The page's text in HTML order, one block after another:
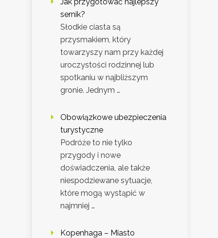
sernik?
Słodkie ciasta są
przysmakiem, który
towarzyszy nam przy każdej
uroczystości rodzinnej lub
spotkaniu w najbliższym
gronie. Jednym …
Obowiązkowe ubezpieczenia
turystyczne
Podróże to nie tylko
przygody i nowe
doświadczenia, ale także
niespodziewane sytuacje,
które mogą wystąpić w
najmniej …
Kopenhaga – Miasto